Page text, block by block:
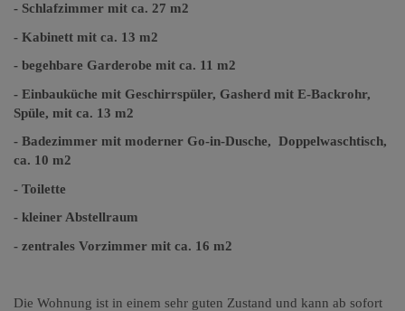
- Schlafzimmer mit ca. 27 m2
- Kabinett mit ca. 13 m2
- begehbare Garderobe mit ca. 11 m2
- Einbauküche mit Geschirrspüler, Gasherd mit E-Backrohr,
Spüle, mit ca. 13 m2
- Badezimmer mit moderner Go-in-Dusche, Doppelwaschtisch,
ca. 10 m2
- Toilette
- kleiner Abstellraum
- zentrales Vorzimmer mit ca. 16 m2
Die Wohnung ist in einem sehr guten Zustand und kann ab sofort